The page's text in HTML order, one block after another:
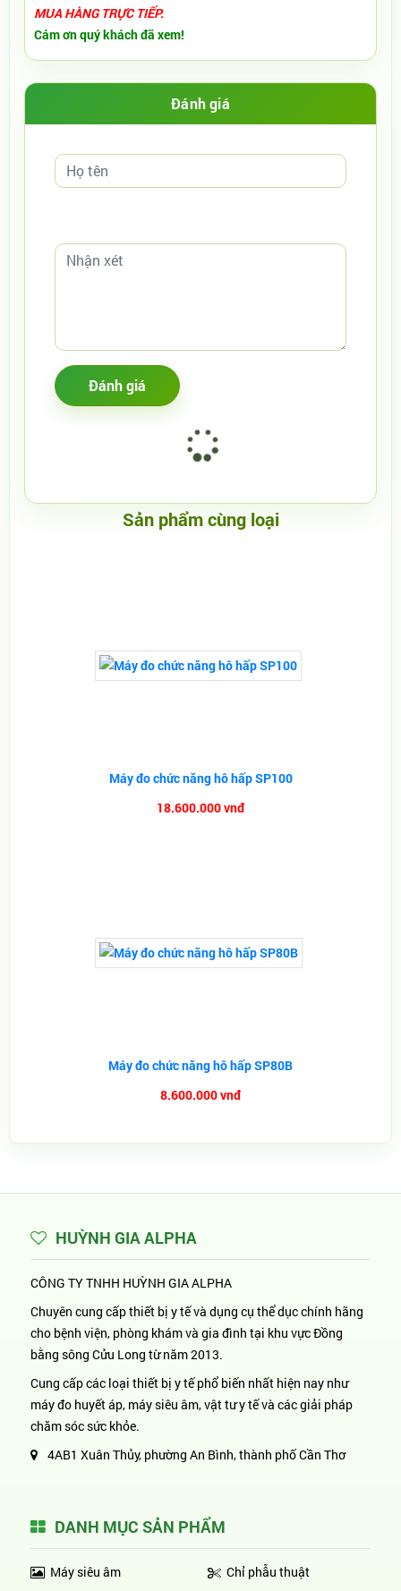
MUA HÀNG TRỰC TIẾP.
Cám ơn quý khách đã xem!
Đánh giá
Sản phẩm cùng loại
Máy đo chức năng hô hấp SP100
18.600.000 vnđ
Máy đo chức năng hô hấp SP80B
8.600.000 vnđ
HUỲNH GIA ALPHA
CÔNG TY TNHH HUỲNH GIA ALPHA
Chuyên cung cấp thiết bị y tế và dụng cụ thể dục chính hãng
cho bệnh viện, phòng khám và gia đình tại khu vực Đồng
bằng sông Cửu Long từ năm 2013.
Cung cấp các loại thiết bị y tế phổ biến nhất hiện nay như
máy đo huyết áp, máy siêu âm, vật tư y tế và các giải pháp
chăm sóc sức khỏe.
4AB1 Xuân Thủy, phường An Bình, thành phố Cần Thơ
DANH MỤC SẢN PHẨM
Máy siêu âm
Chỉ phẫu thuật